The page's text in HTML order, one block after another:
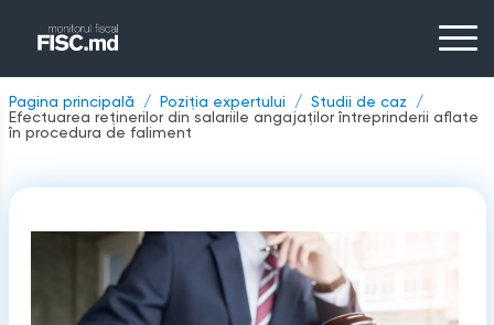
Pagina principală Poziția expertului
Studii de caz
Efectuarea reţinerilor din salariile angajaţilor întreprinderii aflate
în procedura de faliment